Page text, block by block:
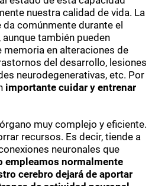
nuestra calidad de vida. La
comúnmente durante el
también pueden
memoria en alteraciones de
del desarrollo, lesiones
neurodegenerativas, etc. Por
importante cuidar y entrenar
muy complejo y eficiente.
recursos. Es decir, tiende a
neuronales que
empleamos normalmente
cerebro dejará de aportar